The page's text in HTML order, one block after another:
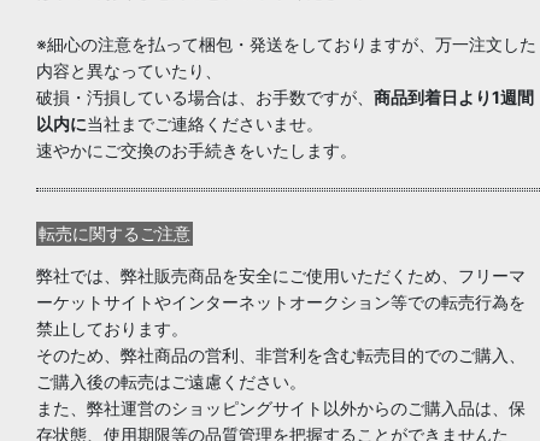
※細心の注意を払って梱包・発送をしておりますが、万一注文した
内容と異なっていたり、
破損・汚損している場合は、お手数ですが、 商品到着日より1週間
以内に当社までご連絡くださいませ。
速やかにご交換のお手続きをいたします。
転売に関するご注意
弊社では、弊社販売商品を安全にご使用いただくため、フリーマ
ーケットサイトやインターネットオークション等での転売行為を
禁止しております。
そのため、弊社商品の営利、非営利を含む転売目的でのご購入、
ご購入後の転売はご遠慮ください。
また、弊社運営のショッピングサイト以外からのご購入品は、保
存状態、使用期限等の品質管理を把握することができませんた